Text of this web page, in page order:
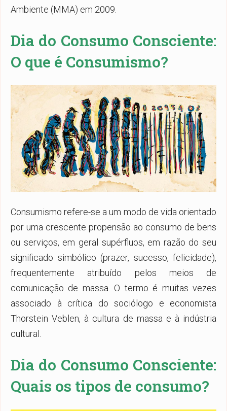
Ambiente (MMA) em 2009.
Dia do Consumo Consciente:
O que é Consumismo?
Consumismo refere-se a um modo de vida orientado
por uma crescente propensão ao consumo de bens
ou serviços, em geral supérfluos, em razão do seu
significado simbólico (prazer, sucesso, felicidade),
frequentemente atribuído pelos meios de
comunicação de massa. O termo é muitas vezes
associado à crítica do sociólogo e economista
Thorstein Veblen, à cultura de massa e à indústria
cultural.
Dia do Consumo Consciente:
Quais os tipos de consumo?